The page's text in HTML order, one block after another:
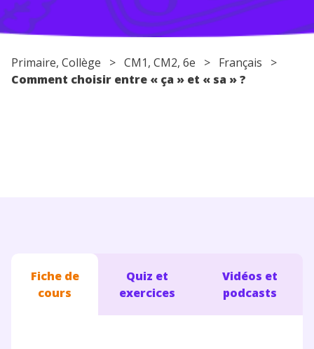
Conseils pour les parents
Primaire, Collège > CM1, CM2, 6e > Français >
Comment choisir entre « ça » et « sa » ?
Fiche de
cours
Quiz et
exercices
Vidéos et
podcasts